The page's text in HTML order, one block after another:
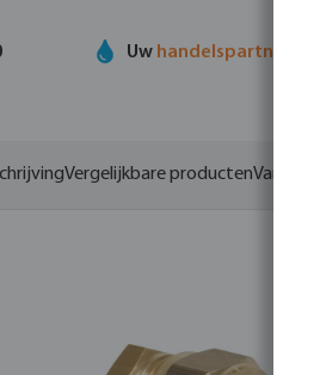
Uw handelspartner
Vergelijkbare productenVarianten